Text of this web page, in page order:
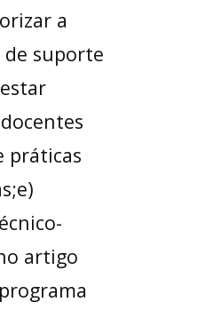
a
de suporte
práticas
artigo